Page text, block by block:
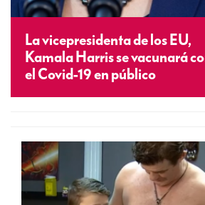
La vicepresidenta de los EU,
Kamala Harris se vacunará
el Covid-19 en público